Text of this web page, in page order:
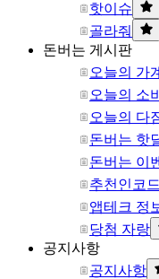
핫이슈
골라줘
돈버는 게시판
오늘의 가
오늘의 소
오늘의 다
돈버는 핫
돈버는 이
추천인코
앱테크 정
당첨 자랑
공지사항
공지사항